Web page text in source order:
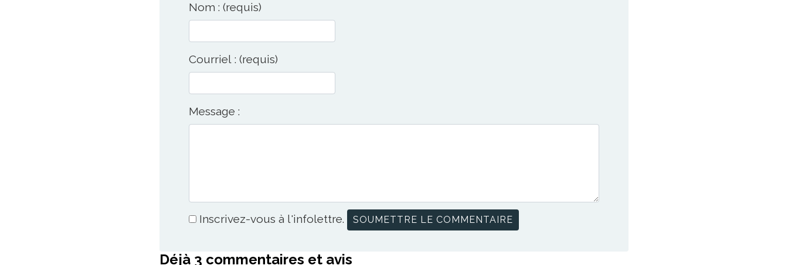
Nom : (requis)
Courriel : (requis)
Message :
Inscrivez-vous à l'infolettre.
Déjà 3 commentaires et avis